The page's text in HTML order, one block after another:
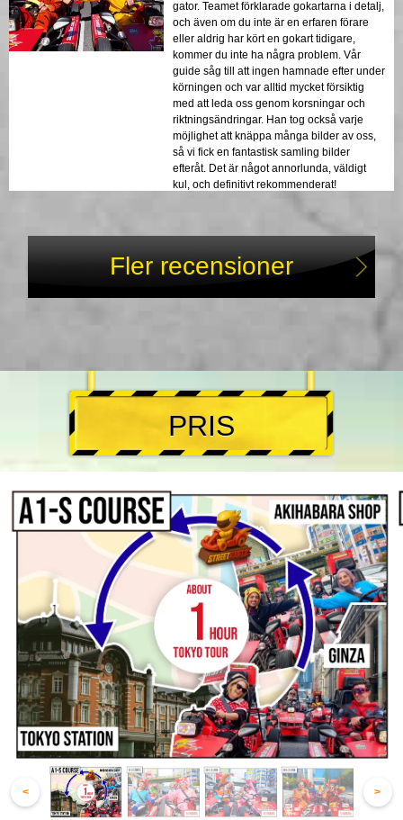
gator. Teamet förklarade gokartarna i detalj,
och även om du inte är en erfaren förare
eller aldrig har kört en gokart tidigare,
kommer du inte ha några problem. Vår
guide såg till att ingen hamnade efter under
körningen och var alltid mycket försiktig
med att leda oss genom korsningar och
riktningsändringar. Han tog också varje
möjlighet att knäppa många bilder av oss,
så vi fick en fantastisk samling bilder
efteråt. Det är något annorlunda, väldigt
kul, och definitivt rekommenderat!
Fler recensioner
PRIS
< >